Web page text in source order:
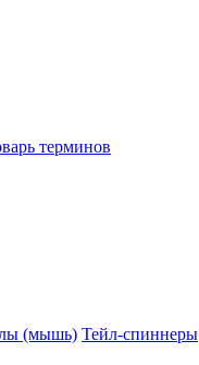
терминов
(мышь) Тейл-спиннеры